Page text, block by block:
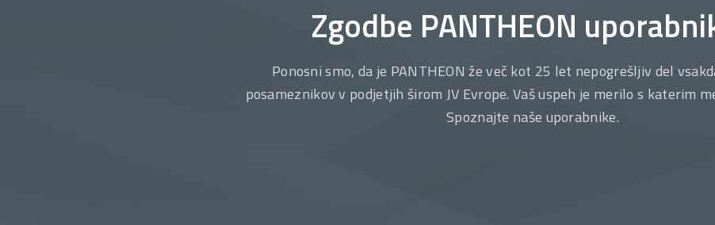
Zgodbe PANTHEON
Ponosni smo, da je PANTHEON že več kot 25 let nepogrešljiv del
posameznikov v podjetjih širom JV Evrope. Vaš uspeh je merilo s katerim
Spoznajte naše uporabnike.